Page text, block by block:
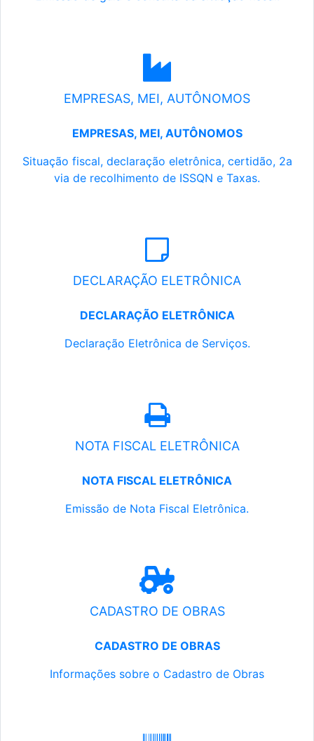
EMPRESAS, MEI, AUTÔNOMOS
EMPRESAS, MEI, AUTÔNOMOS
Situação fiscal, declaração eletrônica, certidão, 2a
via de recolhimento de ISSQN e Taxas.
DECLARAÇÃO ELETRÔNICA
DECLARAÇÃO ELETRÔNICA
Declaração Eletrônica de Serviços.
NOTA FISCAL ELETRÔNICA
NOTA FISCAL ELETRÔNICA
Emissão de Nota Fiscal Eletrônica.
CADASTRO DE OBRAS
CADASTRO DE OBRAS
Informações sobre o Cadastro de Obras